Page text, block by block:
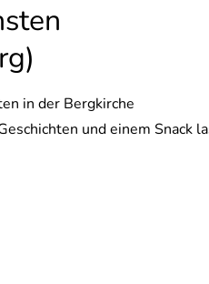
in der Bergkirche
und einem Snack